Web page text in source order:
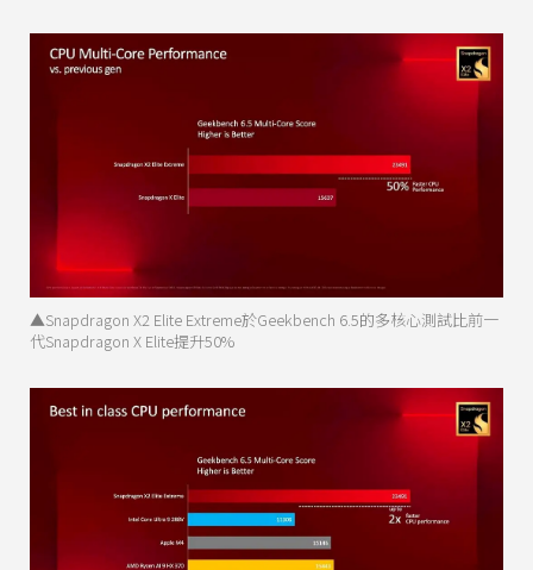
▲Snapdragon X2 Elite Extreme於Geekbench 6.5的多核心測試比前一
代Snapdragon X Elite提升50%